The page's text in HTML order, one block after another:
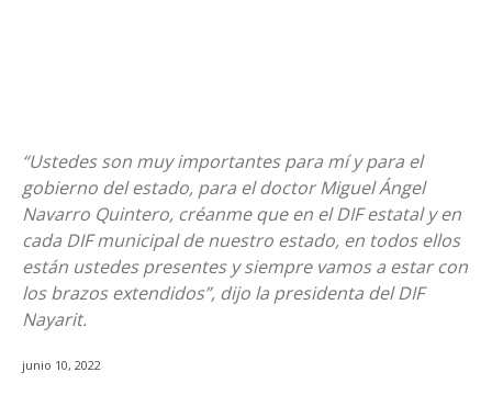
“Ustedes son muy importantes para mí y para el
gobierno del estado, para el doctor Miguel Ángel
Navarro Quintero, créanme que en el DIF estatal y en
cada DIF municipal de nuestro estado, en todos ellos
están ustedes presentes y siempre vamos a estar con
los brazos extendidos”, dijo la presidenta del DIF
Nayarit.
junio 10, 2022